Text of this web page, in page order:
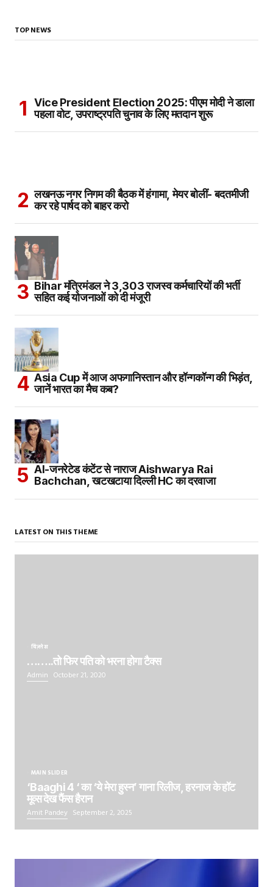
TOP NEWS
Vice President Election 2025: पीएम मोदी ने डाला
पहला वोट, उपराष्ट्रपति चुनाव के लिए मतदान शुरू
लखनऊ नगर निगम की बैठक में हंगामा, मेयर बोलीं- बदतमीजी
कर रहे पार्षद को बाहर करो
Bihar मंत्रिमंडल ने 3,303 राजस्व कर्मचारियों की भर्ती
सहित कई योजनाओं को दी मंजूरी
Asia Cup में आज अफगानिस्तान और हॉन्गकॉन्ग की भिड़ंत,
जानें भारत का मैच कब?
AI-जनरेटेड कंटेंट से नाराज Aishwarya Rai
Bachchan, खटखटाया दिल्ली HC का दरवाजा
LATEST ON THIS THEME
बिज़नेस
……..तो फिर पति को भरना होगा टैक्स
Admin October 21, 2020
MAIN SLIDER
‘Baaghi 4 ‘ का ‘ये मेरा हुस्न’ गाना रिलीज, हरनाज के हॉट
मूव्स देख फैंस हैरान
Amit Pandey September 2, 2025